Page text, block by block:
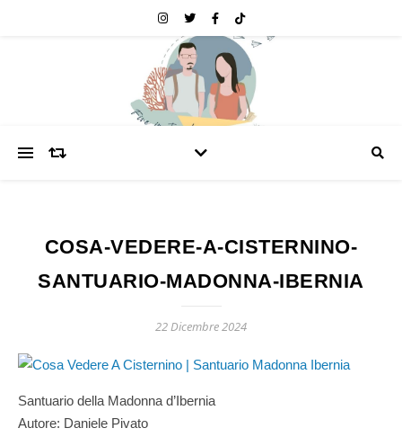
COSA-VEDERE-A-CISTERNINO-
SANTUARIO-MADONNA-IBERNIA
22 Dicembre 2024
Santuario della Madonna d’Ibernia
Autore: Daniele Pivato